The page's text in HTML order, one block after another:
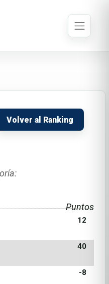
Volver al Ranking
Puntos
12
40
-8